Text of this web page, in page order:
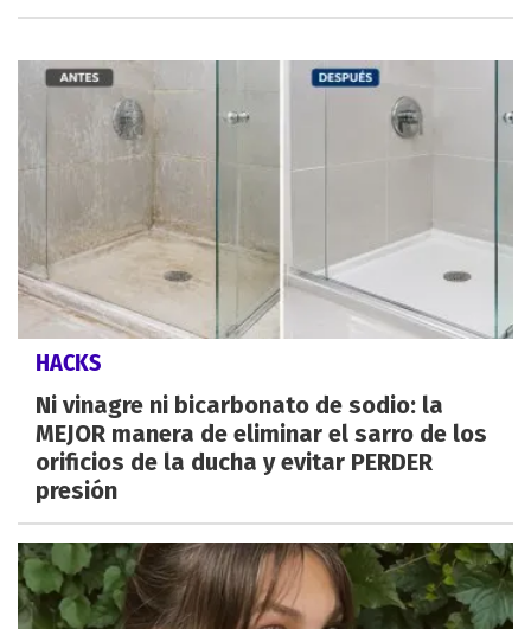
HACKS
Ni vinagre ni bicarbonato de sodio: la
MEJOR manera de eliminar el sarro de los
orificios de la ducha y evitar PERDER
presión